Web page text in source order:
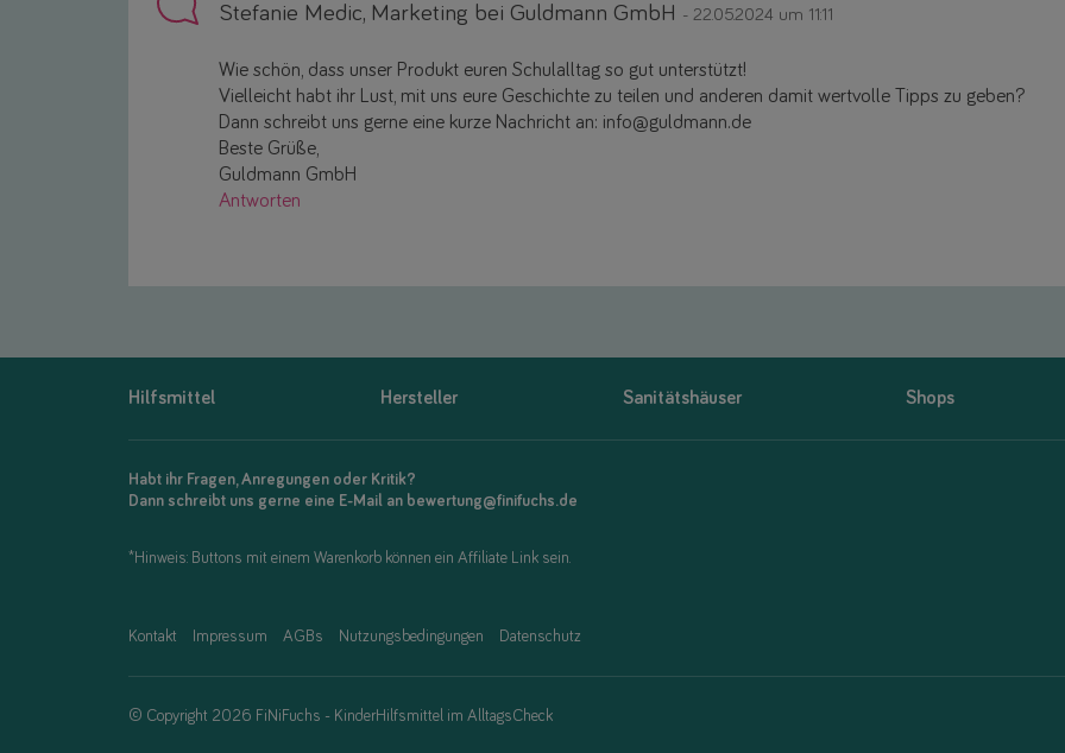
Stefanie Medic, Marketing bei Guldmann GmbH - 22.05.2024 um 11:11
Wie schön, dass unser Produkt euren Schulalltag so gut unterstützt!
Vielleicht habt ihr Lust, mit uns eure Geschichte zu teilen und anderen damit wertvolle Tipps zu geben?
Dann schreibt uns gerne eine kurze Nachricht an: info@guldmann.de
Beste Grüße,
Guldmann GmbH
Antworten
Hilfsmittel Hersteller Sanitätshäuser Shops
Habt ihr Fragen, Anregungen oder Kritik?
Dann schreibt uns gerne eine E-Mail an bewertung@finifuchs.de
*Hinweis: Buttons mit einem Warenkorb können ein Affiliate Link sein.
Kontakt Impressum AGBs Nutzungsbedingungen Datenschutz
© Copyright 2026 FiNiFuchs - KinderHilfsmittel im AlltagsCheck